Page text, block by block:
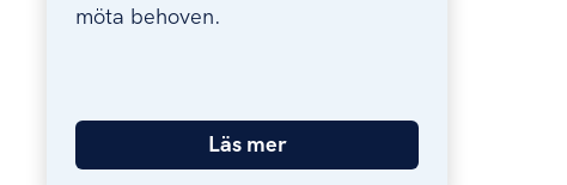
möta behoven.
Läs mer